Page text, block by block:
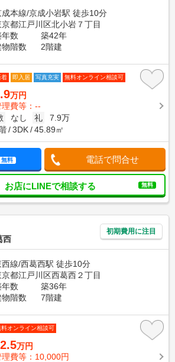
成本線/京成小岩駅 徒歩10分
京都江戸川区北小岩７丁目
年数
築42年
物階数
2階建
着 即入居 写真充実 無料オンライン相談可
万円
理費等：--
なし 礼
7.9万
3DK 45.89㎡
無料 電話で問合せ
お店にLINEで相談する 無料
西
初期費用に注目
西線/西葛西駅 徒歩10分
京都江戸川区西葛西２丁目
年数
築36年
物階数
7階建
料オンライン相談可
万円
理費等：10,000円